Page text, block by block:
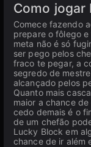
Como jogar
Comece fazendo
prepare o fôlego
meta não é só
ser pego pelos
fraco te pegar, a
segredo de
alcançado pelos
Quanto mais
maior a chance
cedo demais é o
de um chefão
Lucky Block em
chance de ir além